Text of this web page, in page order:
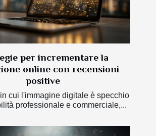
per incrementare la
online con recensioni
positive
in cui l'immagine digitale è specchio
professionale e commerciale,...